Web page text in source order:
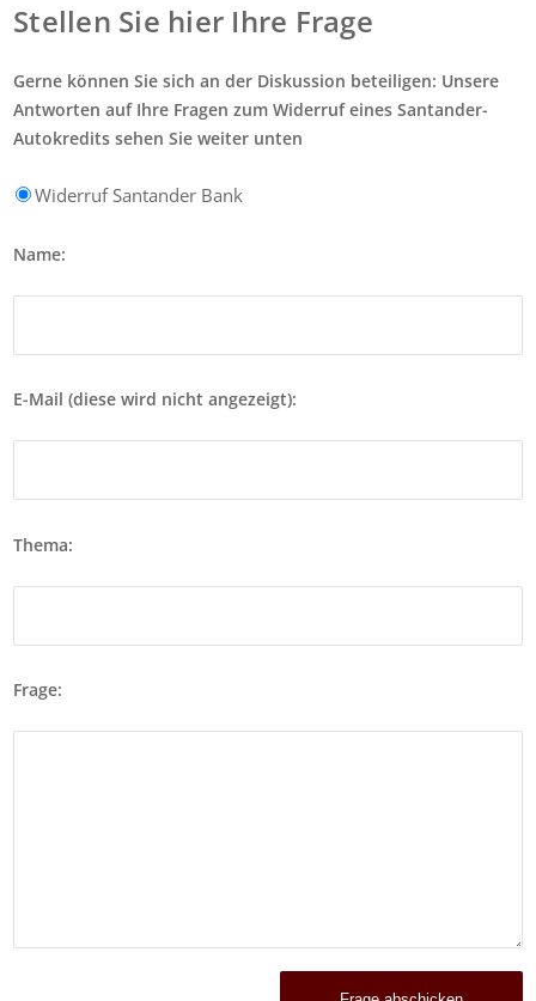
Stellen Sie hier Ihre Frage
Gerne können Sie sich an der Diskussion beteiligen: Unsere
Antworten auf Ihre Fragen zum Widerruf eines Santander-
Autokredits sehen Sie weiter unten
Widerruf Santander Bank
Name:
E-Mail (diese wird nicht angezeigt):
Thema:
Frage: